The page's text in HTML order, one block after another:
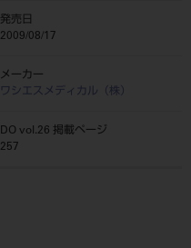
発売日
2009/08/17
メーカー
ワシエスメディカル（株）
DO vol.26 掲載ページ
257